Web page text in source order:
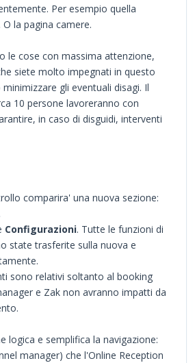
Per esempio quella
. O la pagina camere.
le cose con massima attenzione,
siete molto impegnati in questo
gli eventuali disagi. Il
10 persone lavoreranno con
in caso di disguidi, interventi
comparira' una nuova sezione:
Configurazioni. Tutte le funzioni di
state trasferite sulla nuova e
sono relativi soltanto al booking
e Zak non avranno impatti da
logica e semplifica la navigazione:
manager) che l'Online Reception